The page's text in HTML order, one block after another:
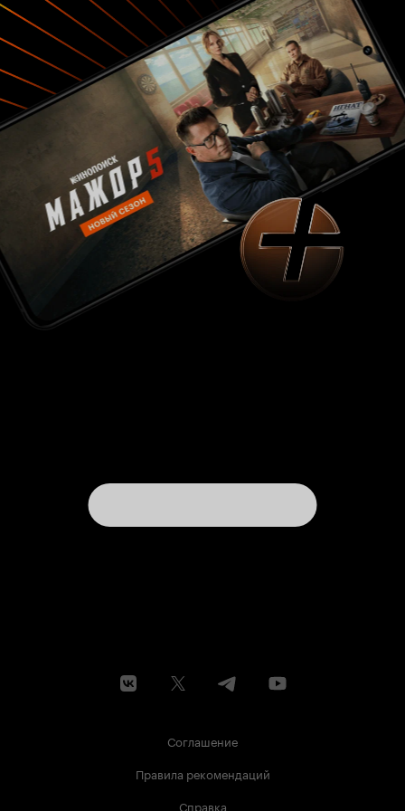
предусмотрительно заперев их в доме, чтобы
не могли сбежать. В целом фильм смотреть
довольно таки интересно, если делать скидку,
что кино полностью снято в Мексике. Сам
дьявол показывается в кадре, выполнен в
принципе неплохо, довольно жутковато я бы
даже сказал… хотя можно было бы обойтись и
без этого. Фильм на один раз, концовка
довольно неожиданная. 5 из 10
Соглашение
Правила рекомендаций
Справка